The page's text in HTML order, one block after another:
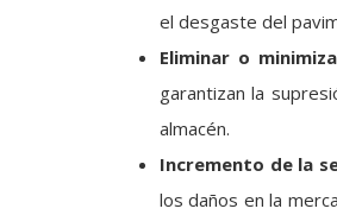
el desgaste del
Eliminar o
garantizan la
almacén.
Incremento de la
los daños en la